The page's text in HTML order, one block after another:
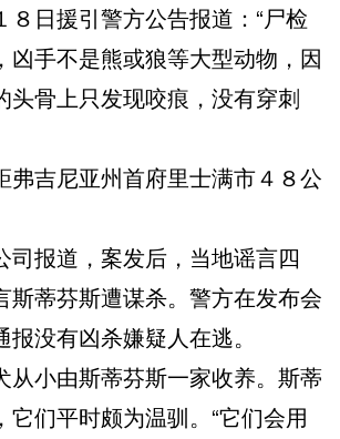
日援引警方公告报道：“尸检
凶手不是熊或狼等大型动物，因
头骨上只发现咬痕，没有穿刺
吉尼亚州首府里士满市４８公
报道，案发后，当地谣言四
斯蒂芬斯遭谋杀。警方在发布会
没有凶杀嫌疑人在逃。
小由斯蒂芬斯一家收养。斯蒂
它们平时颇为温驯。“它们会用